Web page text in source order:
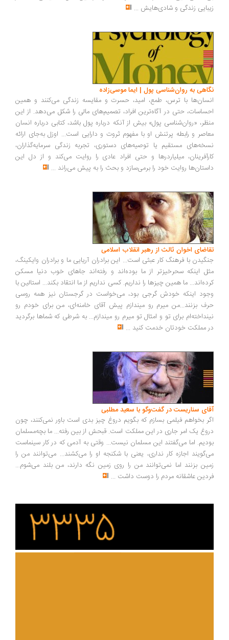
زندگی و شادی‌هایش...
به روان‌شناسی پول | ایما موسی‌زاده
با ترس، طمع، امید، حسرت و مقایسه زندگی می‌کنند و همین
حتی در آگاه‌ترین افراد، تصمیم‌های مالی را شکل می‌دهد. از این
«روان‌شناسی پول» بیش از آنکه درباره پول باشد، کتابی درباره انسان
و رابطه پرتنش او با مفهوم ثروت و دارایی است... اوزل به‌جای ارائه
مستقیم یا توصیه‌های دستوری، تجربه زندگی سرمایه‌گذاران،
میلیاردرها و حتی افراد عادی را روایت می‌کند و از دل این
روایت خود را برمی‌سازد و بحث را به پیش می‌راند ...
اخوان ثالث از رهبر انقلاب اسلامی
با فرهنگ کار عبثی است... این برادران آریایی ما و برادران وایکینگ،
اینکه سحرخیزتر از ما بوده‌اند و رفته‌اند جاهای خوب دنیا مسکن
ما همین چیزها را نداریم. کسی نداریم از ما انتقاد بکند... استالین با
اینکه خودش گرجی بود، می‌خواست در گرجستان نیز همه روسی
بزنند...من میرم رو میندازم پیش آقای خامنه‌ای، من برای خودم رو
برای تو و امثال تو میرم رو میندازم... به شرطی که شماها برگردید
مملکت خودتان خدمت کنید...
سناریست در گفت‌وگو با سعید مطلبی
بخواهم فیلمی بسازم که بگویم دروغ چیز بدی است باور نمی‌کنند، چون
یک امر جاری در این مملکت است. قبحش از بین رفته... ما بچه‌مسلمان
اما می‌گفتند این مسلمان نیست... وقتی به آدمی که در کار سینماست
اجازه کار نداری، یعنی با شکنجه او را می‌کشند... می‌توانند من را
بزنند اما نمی‌توانند من را روی زمین نگه دارند، من بلند می‌شوم...
عاشقانه مردم را دوست داشت ...